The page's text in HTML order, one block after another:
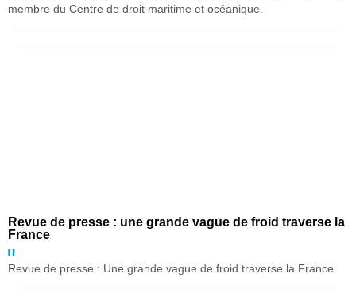
membre du Centre de droit maritime et océanique.
Revue de presse : une grande vague de froid traverse la
France
Revue de presse : Une grande vague de froid traverse la France